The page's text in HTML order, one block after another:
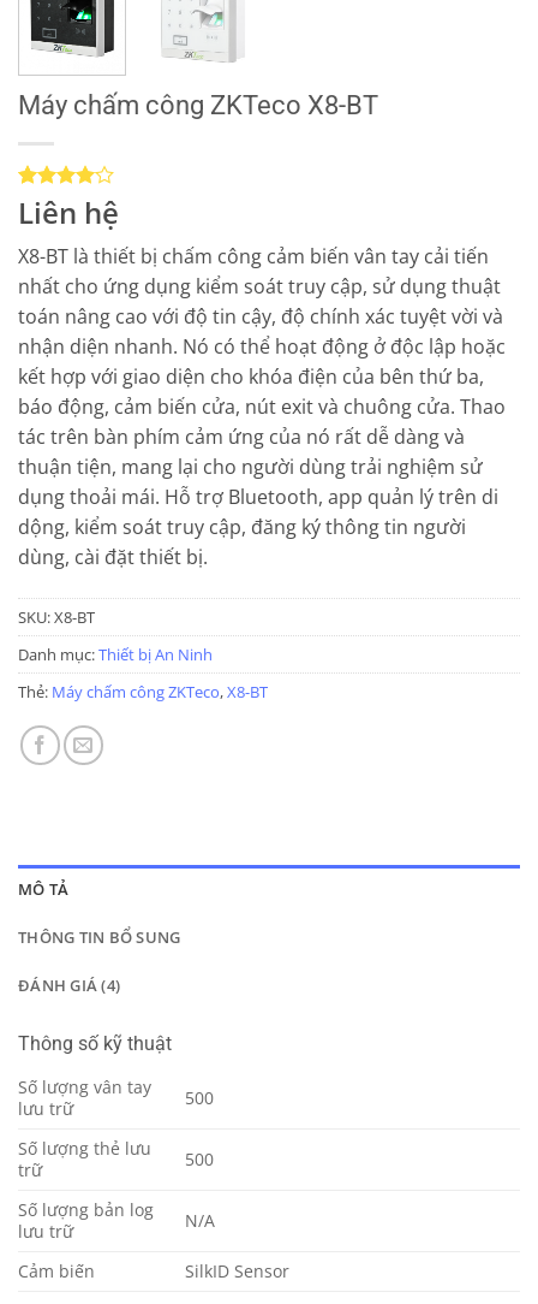
Máy chấm công ZKTeco X8-BT
4 trên 5
dựa trên
4Liên hệ
X8-BT là thiết bị chấm công cảm biến vân tay cải tiến
nhất cho ứng dụng kiểm soát truy cập, sử dụng thuật
toán nâng cao với độ tin cậy, độ chính xác tuyệt vời và
nhận diện nhanh. Nó có thể hoạt động ở độc lập hoặc
kết hợp với giao diện cho khóa điện của bên thứ ba,
báo động, cảm biến cửa, nút exit và chuông cửa. Thao
tác trên bàn phím cảm ứng của nó rất dễ dàng và
thuận tiện, mang lại cho người dùng trải nghiệm sử
dụng thoải mái. Hỗ trợ Bluetooth, app quản lý trên di
dộng, kiểm soát truy cập, đăng ký thông tin người
dùng, cài đặt thiết bị.
SKU:X8-BT
Danh mục:Thiết bị An Ninh
Thẻ: Máy chấm công ZKTeco,X8-BT
MÔ TẢ
THÔNG TIN BỔ SUNG
ĐÁNH GIÁ (4)
Thông số kỹ thuật
Số lượng vân tay
lưu trữ
500
Số lượng thẻ lưu
trữ
500
Số lượng bản log
lưu trữ
N/A
Cảm biến
SilkID Sensor